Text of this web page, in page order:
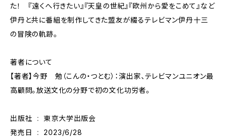
た！ 『遠くへ行きたい』『天皇の世紀』『欧州から愛をこめて』など
伊丹と共に番組を制作してきた盟友が綴るテレビマン伊丹十三
の冒険の軌跡。
著者について
【著者】今野 勉（こんの・つとむ）：演出家、テレビマンユニオン最
高顧問。放送文化の分野で初の文化功労者。
出版社 ‏ : ‎ 東京大学出版会
発売日 ‏ : ‎ 2023/6/28